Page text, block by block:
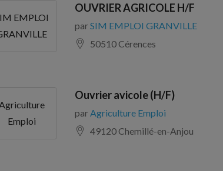
EMPLOI
OUVRIER AGRICOLE H/F
parSIM EMPLOI GRANVILLE
50510 Cérences
Emploi
Ouvrier avicole (H/F)
par Agriculture Emploi
49120 Chemillé-en-Anjou